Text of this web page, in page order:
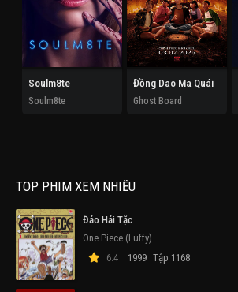
Soulm8te
Soulm8te
Đồng Dao Ma Quái
Ghost Board
TOP PHIM XEM NHIỀU
Đảo Hải Tặc
One Piece (Luffy)
6.4
1999 Tập 1168